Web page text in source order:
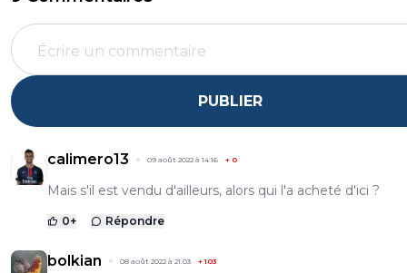
PUBLIER
calimero13 09 août 2022 à 14:16 + 0
Mais s'il est vendu d'ailleurs, alors qui l'a acheté d'ici ?
0+ Répondre
bolkian 08 août 2022 à 21:03 +103